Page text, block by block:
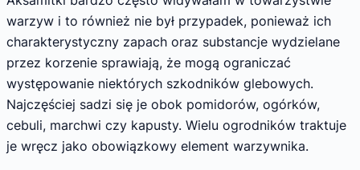
warzyw i to również nie był przypadek, ponieważ ich
charakterystyczny zapach oraz substancje wydzielane
przez korzenie sprawiają, że mogą ograniczać
występowanie niektórych szkodników glebowych.
Najczęściej sadzi się je obok pomidorów, ogórków,
cebuli, marchwi czy kapusty. Wielu ogrodników traktuje
je wręcz jako obowiązkowy element warzywnika.